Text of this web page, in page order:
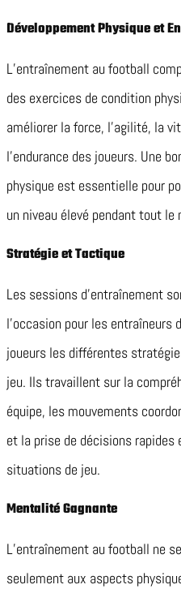
Développement Physique et
L’entraînement au football
des exercices de condition
améliorer la force, l’agilité, la
l’endurance des joueurs. Une
physique est essentielle pour
un niveau élevé pendant tout le
Stratégie et Tactique
Les sessions d’entraînement
l’occasion pour les entraîneurs
joueurs les différentes
jeu. Ils travaillent sur la
équipe, les mouvements
et la prise de décisions rapides
situations de jeu.
Mentalité Gagnante
L’entraînement au football ne
seulement aux aspects